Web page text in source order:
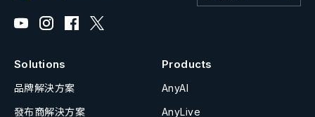
Solutions
品牌解決方案
發布商解決方案
Products
AnyAI
AnyLive